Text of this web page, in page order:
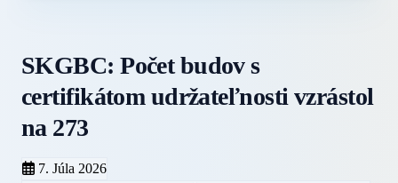
SKGBC: Počet budov s
certifikátom udržateľnosti vzrástol
na 273
7. Júla 2026